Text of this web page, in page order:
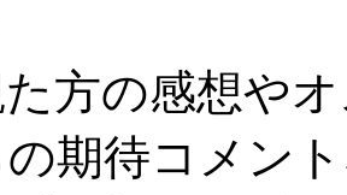
方の感想や
期待コメン